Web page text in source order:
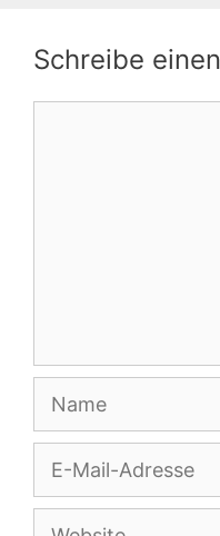
Schreibe
Adresse
Website